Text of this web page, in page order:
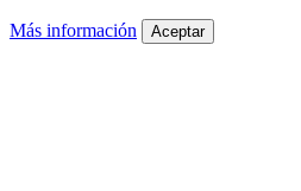
Más información Aceptar